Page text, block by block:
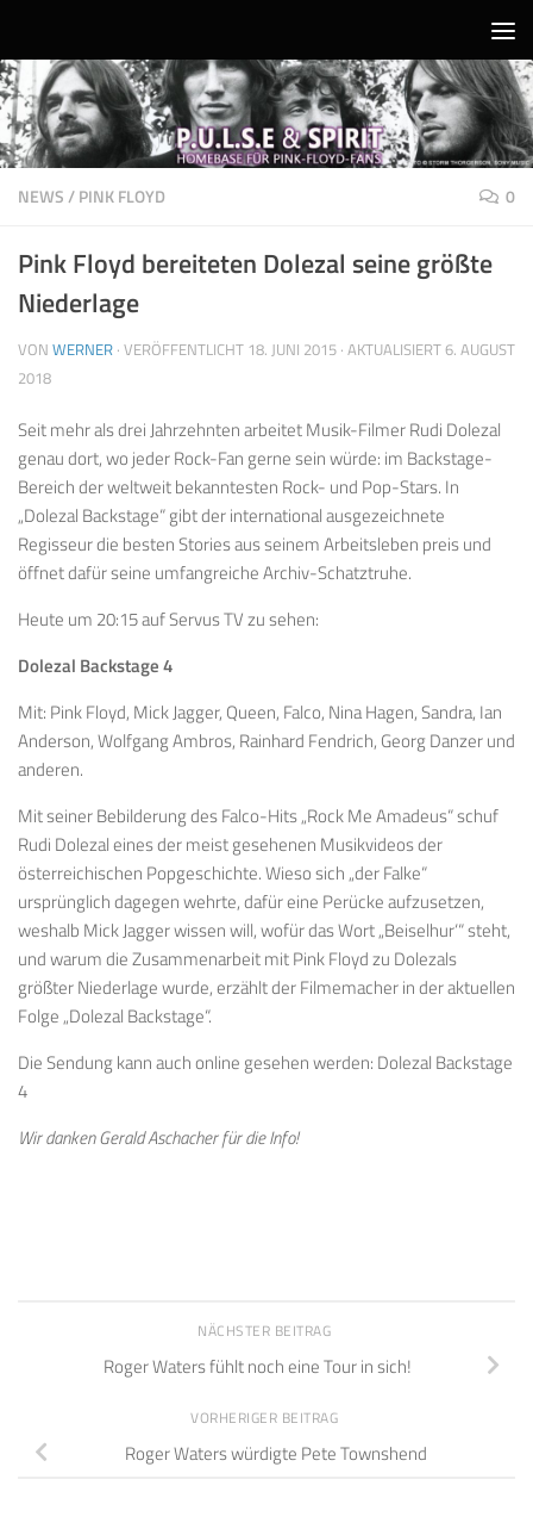
NEWS/PINK FLOYD 0
Pink Floyd bereiteten Dolezal seine größte
Niederlage
VON WERNER · VERÖFFENTLICHT 18. JUNI 2015 · AKTUALISIERT6. AUGUST
2018
Seit mehr als drei Jahrzehnten arbeitet Musik-Filmer Rudi Dolezal
genau dort, wo jeder Rock-Fan gerne sein würde: im Backstage-
Bereich der weltweit bekanntesten Rock- und Pop-Stars. In
„Dolezal Backstage“ gibt der international ausgezeichnete
Regisseur die besten Stories aus seinem Arbeitsleben preis und
öffnet dafür seine umfangreiche Archiv-Schatztruhe.
Heute um 20:15 auf Servus TV zu sehen:
Dolezal Backstage 4
Mit: Pink Floyd, Mick Jagger, Queen, Falco, Nina Hagen, Sandra, Ian
Anderson, Wolfgang Ambros, Rainhard Fendrich, Georg Danzer und
anderen.
Mit seiner Bebilderung des Falco-Hits „Rock Me Amadeus“ schuf
Rudi Dolezal eines der meist gesehenen Musikvideos der
österreichischen Popgeschichte. Wieso sich „der Falke“
ursprünglich dagegen wehrte, dafür eine Perücke aufzusetzen,
weshalb Mick Jagger wissen will, wofür das Wort „Beiselhur‘“ steht,
und warum die Zusammenarbeit mit Pink Floyd zu Dolezals
größter Niederlage wurde, erzählt der Filmemacher in der aktuellen
Folge „Dolezal Backstage“.
Die Sendung kann auch online gesehen werden: Dolezal Backstage
4
Wir danken Gerald Aschacher für die Info!
NÄCHSTER BEITRAG
Roger Waters fühlt noch eine Tour in sich!
VORHERIGER BEITRAG
Roger Waters würdigte Pete Townshend